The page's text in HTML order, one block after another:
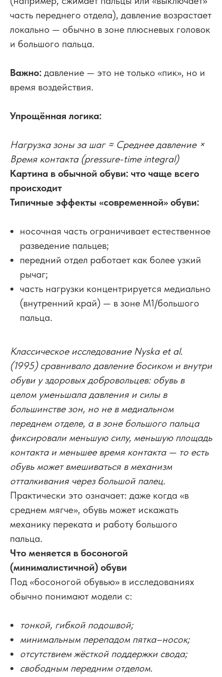
часть переднего отдела), давление возрастает
локально — обычно в зоне плюсневых головок
и большого пальца.
Важно: давление — это не только «пик», но и
время воздействия.
Упрощённая логика:
Нагрузка зоны за шаг ≈ Среднее давление ×
Время контакта (pressure-time integral)
Картина в обычной обуви: что чаще всего
происходит
Типичные эффекты «современной» обуви:
носочная часть ограничивает естественное
разведение пальцев;
передний отдел работает как более узкий
рычаг;
часть нагрузки концентрируется медиально
(внутренний край) — в зоне M1/большого
пальца.
Классическое исследование Nyska et al.
(1995) сравнивало давление босиком и внутри
обуви у здоровых добровольцев: обувь в
целом уменьшала давления и силы в
большинстве зон, но не в медиальном
переднем отделе, а в зоне большого пальца
фиксировали меньшую силу, меньшую площадь
контакта и меньшее время контакта — то есть
обувь может вмешиваться в механизм
отталкивания через большой палец.
Практически это означает: даже когда «в
среднем мягче», обувь может искажать
механику переката и работу большого
пальца.
Что меняется в босоногой
(минималистичной) обуви
Под «босоногой обувью» в исследованиях
обычно понимают модели с:
тонкой, гибкой подошвой;
минимальным перепадом пятка–носок;
отсутствием жёсткой поддержки свода;
свободным передним отделом.